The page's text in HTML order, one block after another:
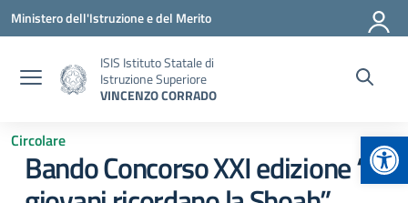
Vai ai contenuti
Vai al menu di navigazione
Vai al footer
Ministero dell'Istruzione e del Merito
ISIS Istituto Statale di
Istruzione Superiore
VINCENZO CORRADO
Circolare
Bando Concorso XXI edizione “I